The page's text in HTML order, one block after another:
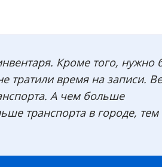
Кроме того, нужно
тратили время на записи.
А чем больше
транспорта в городе, тем